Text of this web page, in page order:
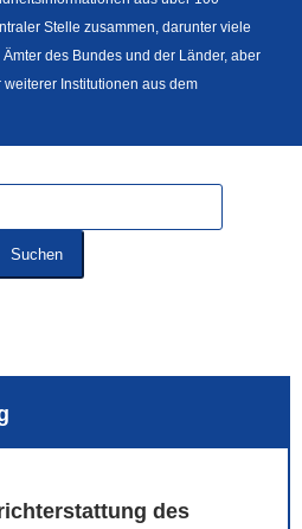
Stelle zusammen, darunter viele
des Bundes und der Länder, aber
Institutionen aus dem
Suchen
(Volltextsuche)
des